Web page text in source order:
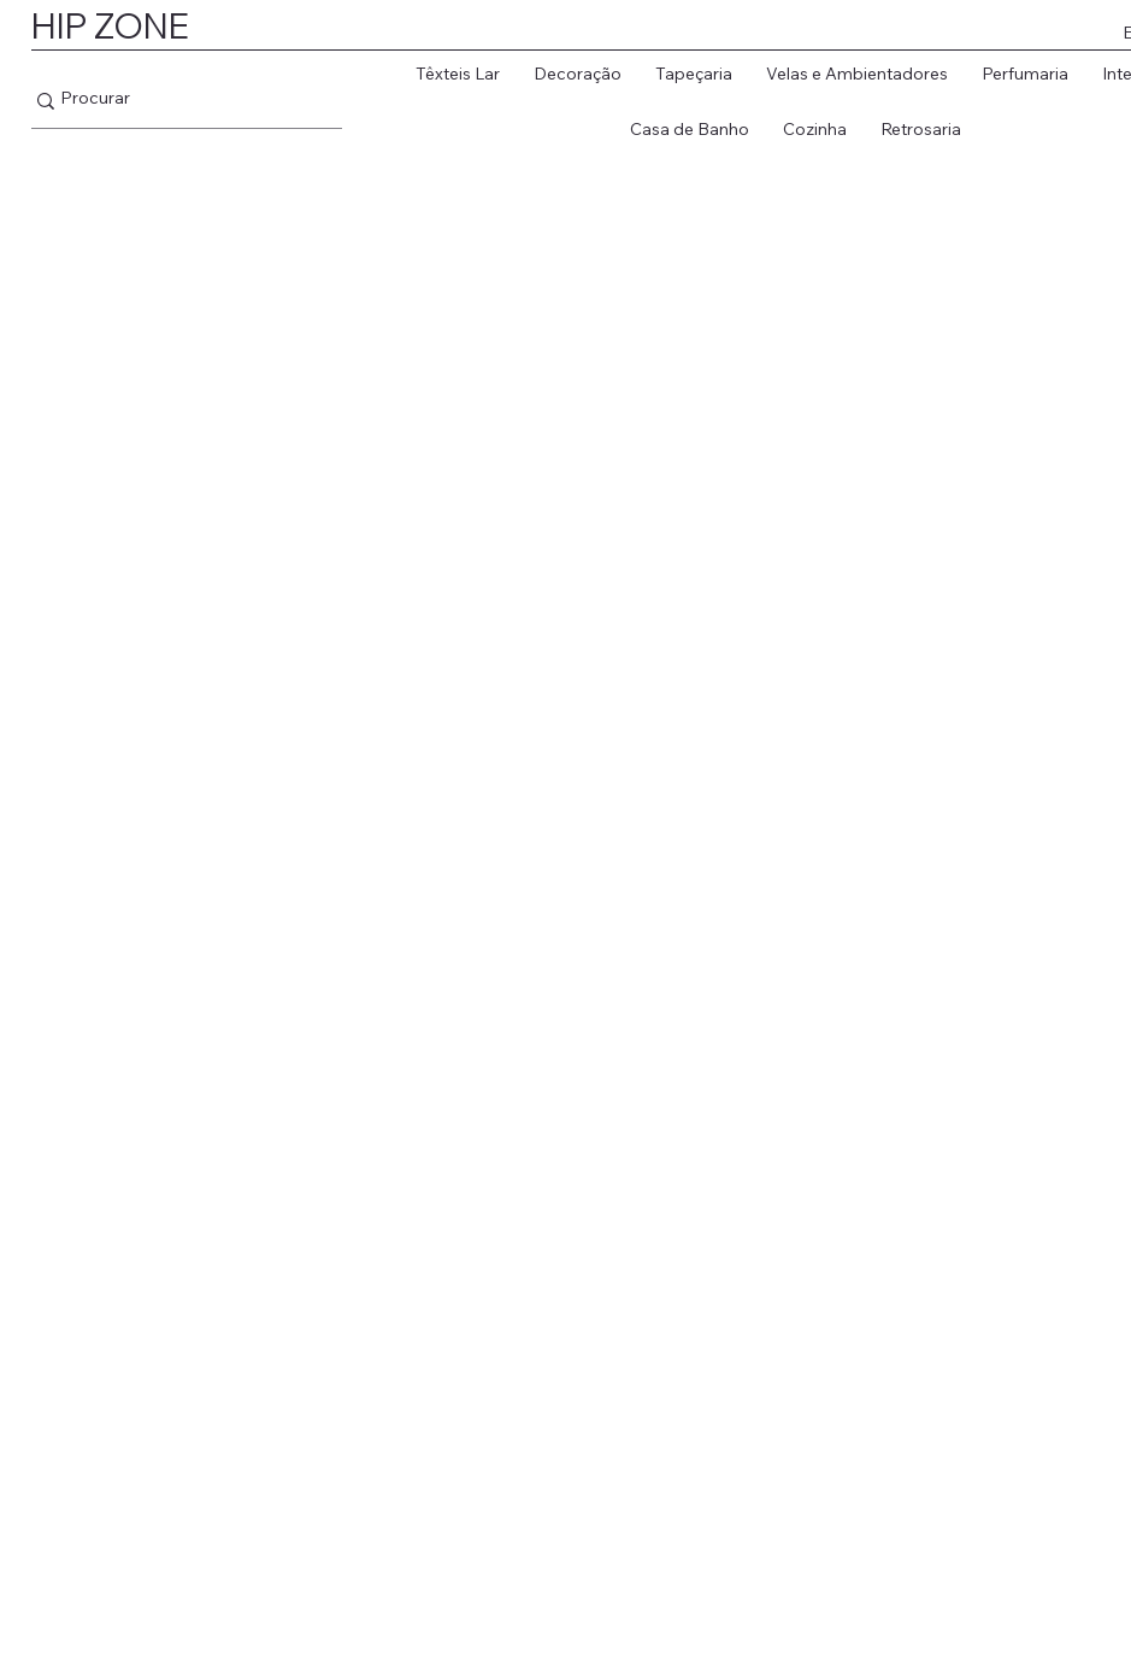
HIP ZONE
Têxteis Lar
Decoração Tapeçaria Velas e Ambientadores Perfumaria
Casa de Banho Cozinha Retrosaria
ZONE vai fazer uma breve pausa para recarregar energias. Os envios serão retomados a partir do início de setembro. Agradecemos a